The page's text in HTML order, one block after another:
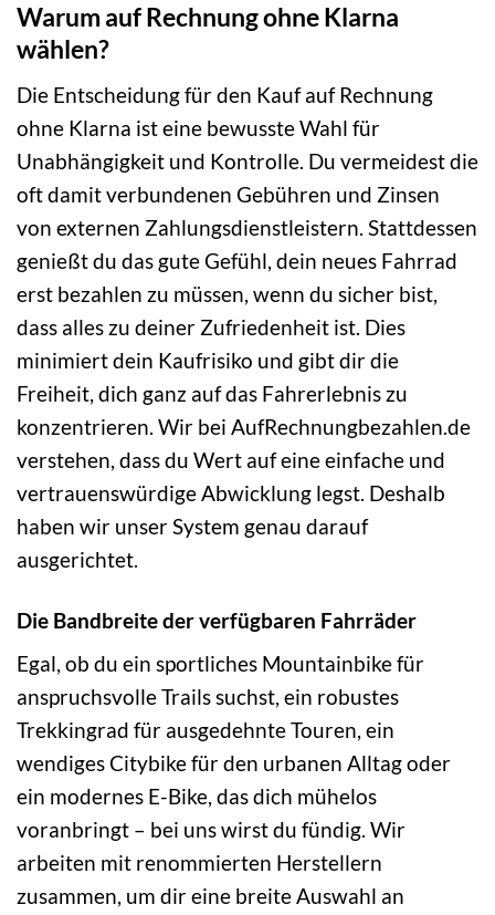
Warum auf Rechnung ohne Klarna
wählen?
Die Entscheidung für den Kauf auf Rechnung
ohne Klarna ist eine bewusste Wahl für
Unabhängigkeit und Kontrolle. Du vermeidest die
oft damit verbundenen Gebühren und Zinsen
von externen Zahlungsdienstleistern. Stattdessen
genießt du das gute Gefühl, dein neues Fahrrad
erst bezahlen zu müssen, wenn du sicher bist,
dass alles zu deiner Zufriedenheit ist. Dies
minimiert dein Kaufrisiko und gibt dir die
Freiheit, dich ganz auf das Fahrerlebnis zu
konzentrieren. Wir bei AufRechnungbezahlen.de
verstehen, dass du Wert auf eine einfache und
vertrauenswürdige Abwicklung legst. Deshalb
haben wir unser System genau darauf
ausgerichtet.
Die Bandbreite der verfügbaren Fahrräder
Egal, ob du ein sportliches Mountainbike für
anspruchsvolle Trails suchst, ein robustes
Trekkingrad für ausgedehnte Touren, ein
wendiges Citybike für den urbanen Alltag oder
ein modernes E-Bike, das dich mühelos
voranbringt – bei uns wirst du fündig. Wir
arbeiten mit renommierten Herstellern
zusammen, um dir eine breite Auswahl an